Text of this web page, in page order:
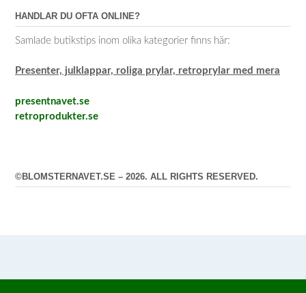
HANDLAR DU OFTA ONLINE?
Samlade butikstips inom olika kategorier finns här:
Presenter, julklappar, roliga prylar, retroprylar med mera
presentnavet.se
retroprodukter.se
©BLOMSTERNAVET.SE – 2026. ALL RIGHTS RESERVED.